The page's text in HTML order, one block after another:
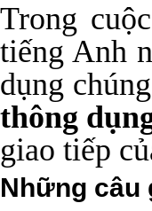
Trong
tiếng Anh
dụng
thông
giao tiếp
Những câu